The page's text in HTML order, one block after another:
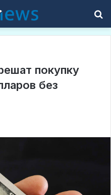
покупку
без